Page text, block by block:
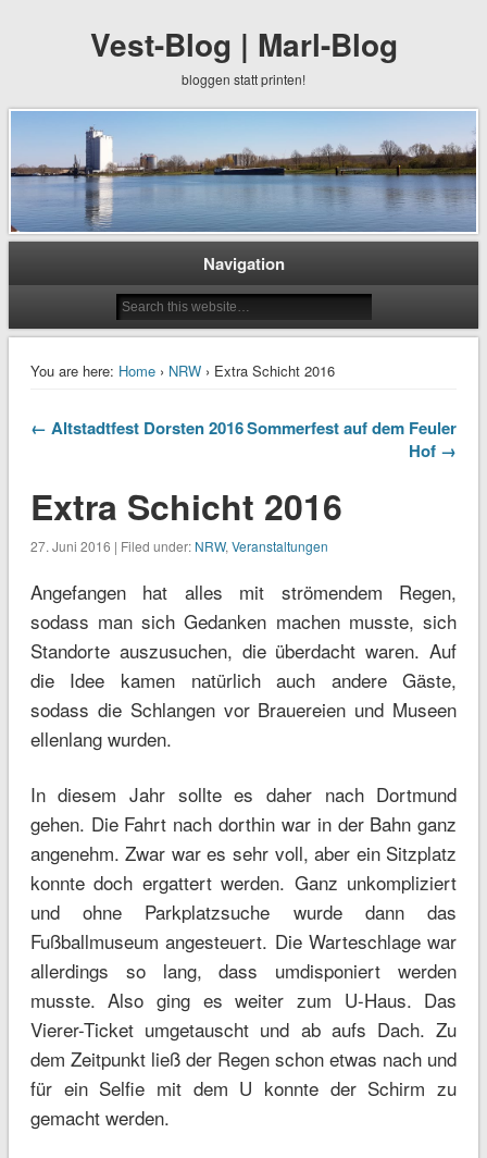
Vest-Blog | Marl-Blog
bloggen statt printen!
Navigation
You are here: Home› NRW› Extra Schicht 2016
← Altstadtfest Dorsten 2016Sommerfest auf dem Feuler
Hof →
Extra Schicht 2016
27. Juni 2016 | Filed under: NRW, Veranstaltungen
Angefangen hat alles mit strömendem Regen,
sodass man sich Gedanken machen musste, sich
Standorte auszusuchen, die überdacht waren. Auf
die Idee kamen natürlich auch andere Gäste,
sodass die Schlangen vor Brauereien und Museen
ellenlang wurden.
In diesem Jahr sollte es daher nach Dortmund
gehen. Die Fahrt nach dorthin war in der Bahn ganz
angenehm. Zwar war es sehr voll, aber ein Sitzplatz
konnte doch ergattert werden. Ganz unkompliziert
und ohne Parkplatzsuche wurde dann das
Fußballmuseum angesteuert. Die Warteschlage war
allerdings so lang, dass umdisponiert werden
musste. Also ging es weiter zum U-Haus. Das
Vierer-Ticket umgetauscht und ab aufs Dach. Zu
dem Zeitpunkt ließ der Regen schon etwas nach und
für ein Selfie mit dem U konnte der Schirm zu
gemacht werden.